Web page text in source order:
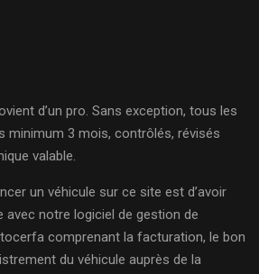
d’un pro. Sans exception, tous les
minimum 3 mois, contrôlés, révisés
valable.
un véhicule sur ce site est d’avoir
avec notre logiciel de gestion de
comprenant la facturation, le bon
du véhicule auprès de la